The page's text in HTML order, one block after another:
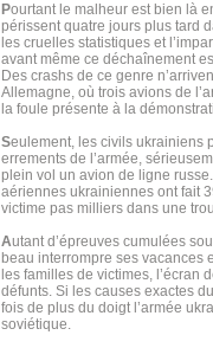
Pourtant le malheur est bien là
périssent quatre jours plus tard
les cruelles statistiques et
avant même ce déchaînement
Des crashs de ce genre
Allemagne, où trois avions de
la foule présente à la
Seulement, les civils ukrainiens
errements de l’armée,
plein vol un avion de ligne
aériennes ukrainiennes ont fait
victime pas milliers dans une
Autant d’épreuves cumulées
beau interrompre ses vacances
les familles de victimes, l’écran
défunts. Si les causes exactes
fois de plus du doigt l’armée
soviétique.